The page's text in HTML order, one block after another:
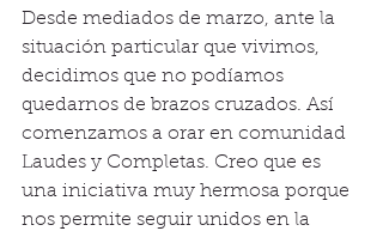
Desde mediados de marzo, ante la
situación particular que vivimos,
decidimos que no podíamos
quedarnos de brazos cruzados. Así
comenzamos a orar en comunidad
Laudes y Completas. Creo que es
una iniciativa muy hermosa porque
nos permite seguir unidos en la